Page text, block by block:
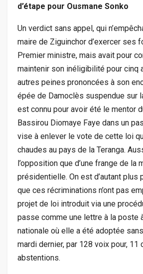
d’étape pour Ousmane Sonko
Un verdict sans appel, qui
maire de Ziguinchor d’exercer ses
Premier ministre, mais avait pour
maintenir son inéligibilité pour cinq
autres peines prononcées à son
épée de Damoclès suspendue sur
est connu pour avoir été le mentor
Bassirou Diomaye Faye dans un
vise à enlever le vote de cette loi
chaudes au pays de la Teranga.
l’opposition que d’une frange de la
présidentielle. On est d’autant plus
que ces récriminations n’ont pas
projet de loi introduit via une
passe comme une lettre à la poste
nationale où elle a été adoptée
mardi dernier, par 128 voix pour, 11
abstentions.